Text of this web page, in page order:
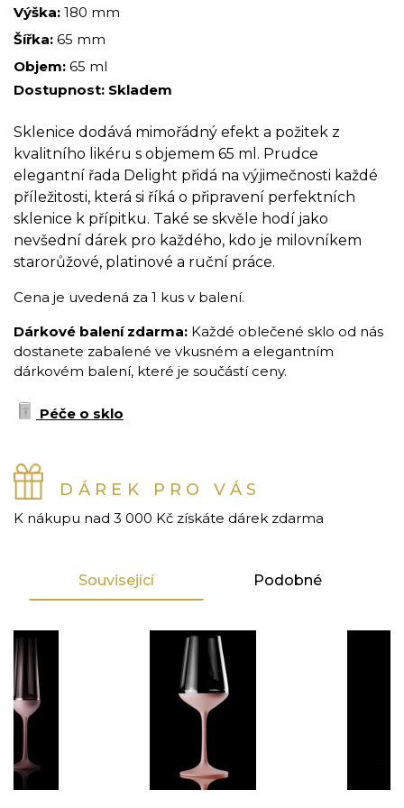
Výška: 180 mm
Šířka: 65 mm
Objem: 65 ml
Dostupnost: Skladem
Sklenice dodává mimořádný efekt a požitek z
kvalitního likéru s objemem 65 ml. Prudce
elegantní řada Delight přidá na výjimečnosti každé
příležitosti, která si říká o připravení perfektních
sklenice k přípitku. Také se skvěle hodí jako
nevšední dárek pro každého, kdo je milovníkem
starorůžové, platinové a ruční práce.
Cena je uvedená za 1 kus v balení.
Dárkové balení zdarma: Každé oblečené sklo od nás
dostanete zabalené ve vkusném a elegantním
dárkovém balení, které je součástí ceny.
Péče o sklo
DÁREK PRO VÁS
K nákupu nad 3 000 Kč získáte dárek zdarma
Související Podobné